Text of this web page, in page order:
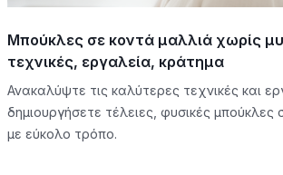
Μπούκλες σε κοντά μαλλιά χωρίς
τεχνικές, εργαλεία, κράτημα
Ανακαλύψτε τις καλύτερες τεχνικές και
δημιουργήσετε τέλειες, φυσικές μπούκλες
με εύκολο τρόπο.